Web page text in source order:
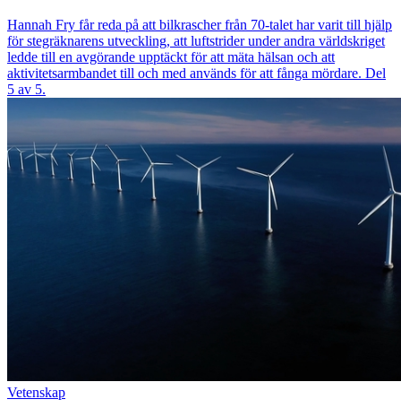
Hannah Fry får reda på att bilkrascher från 70-talet har varit till hjälp
för stegräknarens utveckling, att luftstrider under andra världskriget
ledde till en avgörande upptäckt för att mäta hälsan och att
aktivitetsarmbandet till och med används för att fånga mördare. Del
5 av 5.
Vetenskap